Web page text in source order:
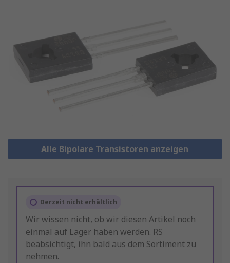
Alle Bipolare Transistoren anzeigen
Derzeit nicht erhältlich
Wir wissen nicht, ob wir diesen Artikel noch
einmal auf Lager haben werden. RS
beabsichtigt, ihn bald aus dem Sortiment zu
nehmen.